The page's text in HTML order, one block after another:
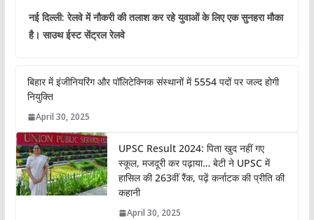
नई दिल्ली: रेलवे में नौकरी की तलाश कर रहे युवाओं के लिए एक सुनहरा मौका
है। साउथ ईस्ट सेंट्रल रेलवे
बिहार में इंजीनियरिंग और पॉलिटेक्निक संस्थानों में 5554 पदों पर जल्द होगी
नियुक्ति
April 30, 2025
UPSC Result 2024: पिता खुद नहीं गए
स्कूल, मजदूरी कर पढ़ाया… बेटी ने UPSC में
हासिल की 263वीं रैंक, पढ़ें कर्नाटक की प्रीति की
कहानी
April 30, 2025